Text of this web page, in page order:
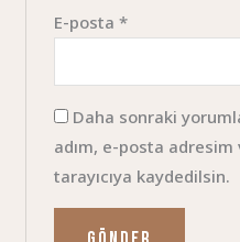
E-posta*
Daha sonraki
adım, e-posta
tarayıcıya kaydedilsin.